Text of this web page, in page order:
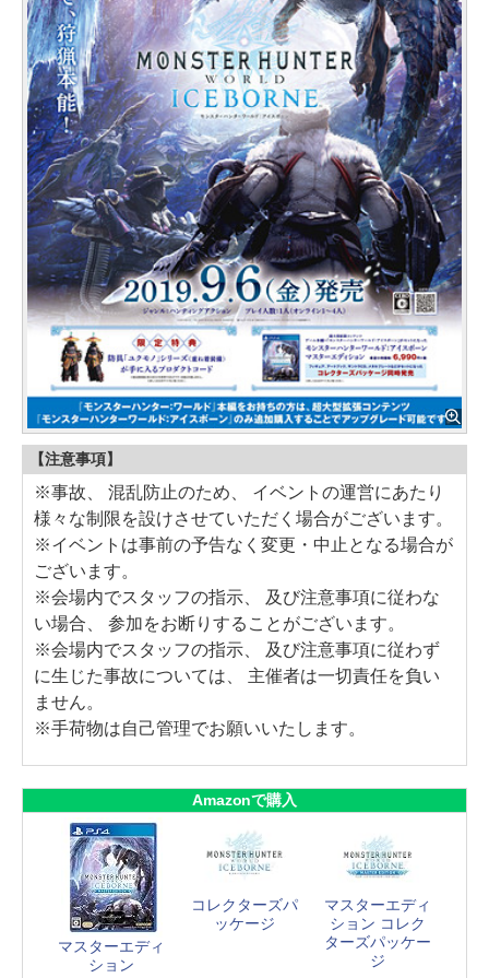
【注意事項】
※事故、 混乱防止のため、 イベントの運営にあたり
様々な制限を設けさせていただく場合がございます。
※イベントは事前の予告なく変更・中止となる場合が
ございます。
※会場内でスタッフの指示、 及び注意事項に従わな
い場合、 参加をお断りすることがございます。
※会場内でスタッフの指示、 及び注意事項に従わず
に生じた事故については、 主催者は一切責任を負い
ません。
※手荷物は自己管理でお願いいたします。
Amazonで購入
マスターエディ
ション
コレクターズパ
ッケージ
マスターエディ
ション コレク
ターズパッケー
ジ